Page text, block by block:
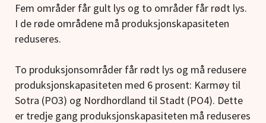
Fem områder får gult lys og to områder får rødt lys.
I de røde områdene må produksjonskapasiteten
reduseres.
To produksjonsområder får rødt lys og må redusere
produksjonskapasiteten med 6 prosent: Karmøy til
Sotra (PO3) og Nordhordland til Stadt (PO4). Dette
er tredje gang produksjonskapasiteten må reduseres